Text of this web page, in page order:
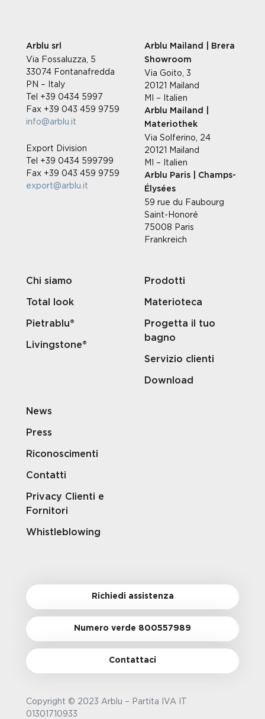
Arblu srl
Via Fossaluzza, 5
33074 Fontanafredda
PN – Italy
Tel +39 0434 5997
Fax +39 043 459 9759
info@arblu.it
Export Division
Tel +39 0434 599799
Fax +39 043 459 9759
export@arblu.it
Arblu Mailand | Brera
Showroom
Via Goito, 3
20121 Mailand
MI – Italien
Arblu Mailand |
Materiothek
Via Solferino, 24
20121 Mailand
MI – Italien
Arblu Paris | Champs-
Élysées
59 rue du Faubourg
Saint-Honoré
75008 Paris
Frankreich
Chi siamo
Total look
Pietrablu®
Livingstone®
Prodotti
Materioteca
Progetta il tuo
bagno
Servizio clienti
Download
News
Press
Riconoscimenti
Contatti
Privacy Clienti e
Fornitori
Whistleblowing
Richiedi assistenza
Numero verde 800557989
Contattaci
Copyright © 2023 Arblu – Partita IVA IT
01301710933